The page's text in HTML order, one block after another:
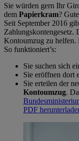
Sie würden gern Ihr
dem Papierkram?
Seit September 2016
Kontoumzug zu helfen.
So funktioniert’s:
Sie suchen sich
Sie eröffnen dort
Sie erteilen der
Kontoumzug.
PDF